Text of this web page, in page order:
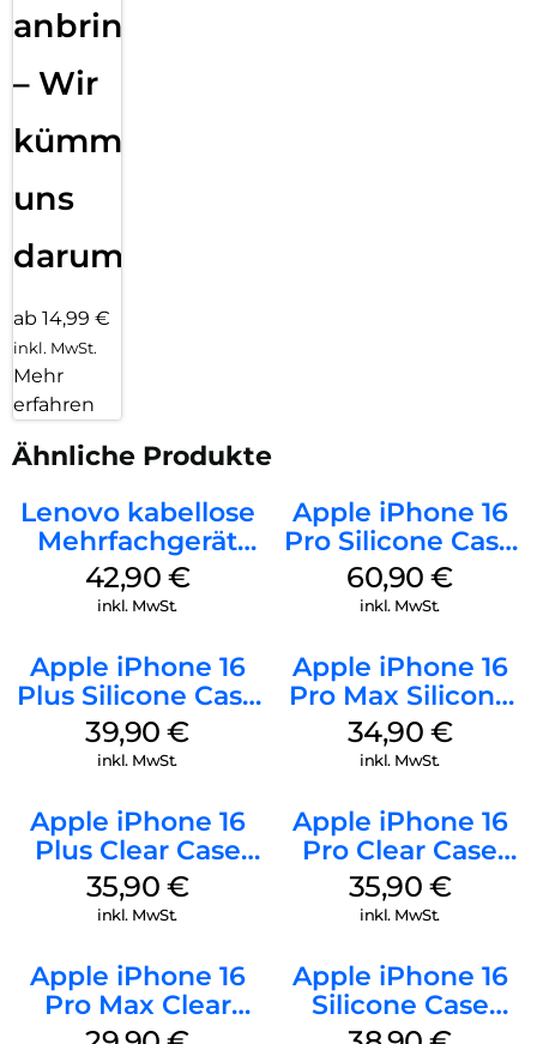
anbringen
– Wir
kümmern
uns
darum!
ab 14,99 €
inkl. MwSt.
Mehr
erfahren
Ähnliche Produkte
Lenovo kabellose
Mehrfachgerät
Luna Grey
42,90 €
inkl. MwSt.
Apple iPhone 16
Pro Silicone Case
MagSafe Stone
Gray
60,90€
inkl. MwSt.
Apple iPhone 16
Plus Silicone Case
MagSafe Plum
39,90€
inkl. MwSt.
Apple iPhone 16
Pro Max Silicone
Case MagSafe
Denim
34,90 €
inkl. MwSt.
Apple iPhone 16
Plus Clear Case
MagSafe
Transparent
35,90 €
inkl. MwSt.
Apple iPhone 16
Pro Clear Case
MagSafe
Transparent
35,90 €
inkl. MwSt.
Apple iPhone 16
Pro Max Clear
Case MagSafe
Apple iPhone 16
Silicone Case
MagSafe